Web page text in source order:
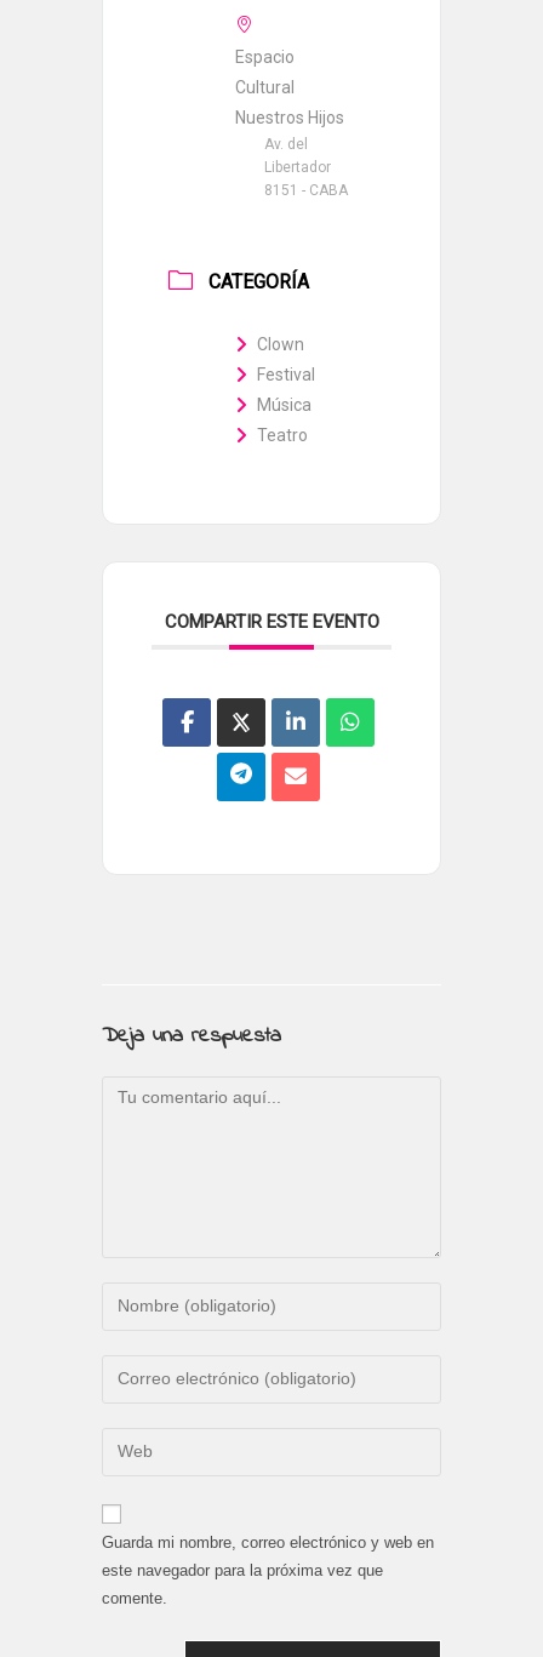
Espacio
Cultural
Nuestros Hijos
Av. del
Libertador
8151 - CABA
CATEGORÍA
Clown
Festival
Música
Teatro
COMPARTIR ESTE EVENTO
Deja una respuesta
Comentario
Introduce
de
para
comentar
Introduce
electrónico
para
comentar
Introduce
URL
de
web
Guarda mi nombre, correo electrónico y web en
este navegador para la próxima vez que
comente.